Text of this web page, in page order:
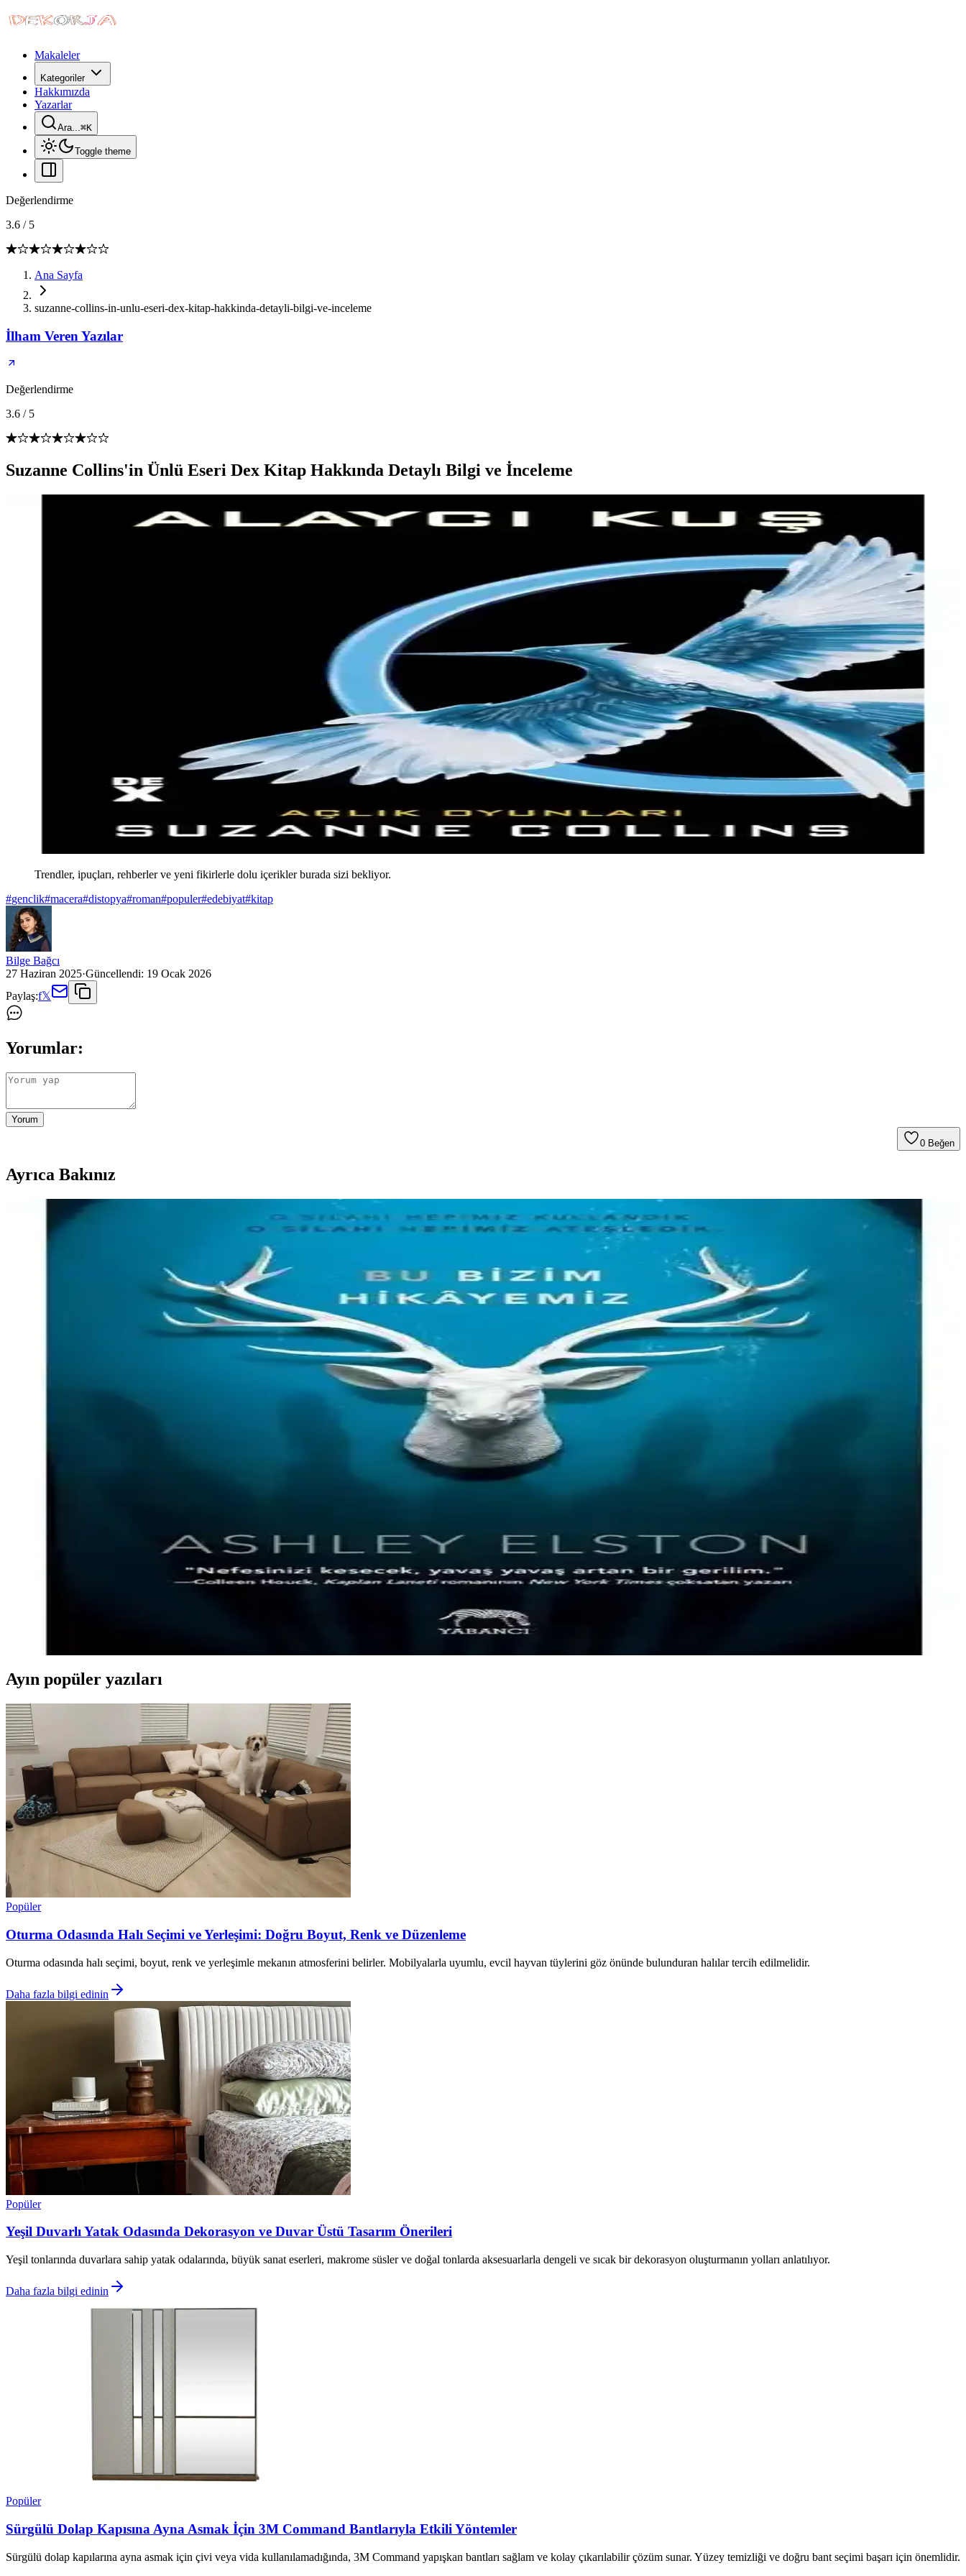
Makaleler
Kategoriler
Hakkımızda
Yazarlar
Ara...⌘K
Toggle theme
Değerlendirme
3.6 / 5
Ana Sayfa
suzanne-collins-in-unlu-eseri-dex-kitap-hakkinda-detayli-bilgi-ve-inceleme
İlham Veren Yazılar
Değerlendirme
3.6 / 5
Suzanne Collins'in Ünlü Eseri Dex Kitap Hakkında Detaylı Bilgi ve İnceleme
Trendler, ipuçları, rehberler ve yeni fikirlerle dolu içerikler burada sizi bekliyor.
#genclik#macera#distopya#roman#populer#edebiyat#kitap
Bilge Bağcı
27 Haziran 2025·Güncellendi: 19 Ocak 2026
Paylaş:f𝕏
Yorumlar:
Yorum
0 Beğen
Ayrıca Bakınız
Moonlife Çalışma Masaları Karşılaştırması: Beyaz ve Ceviz Modellerinin Özellikleri
Bu makalede, Moonlife Diamond ve Duru modellerinin tasarım, kullanım ve özellikleri detaylı incelenerek, ihtiyaçlara uygun seçim yapmanıza yardımcı olunuyor.
2025'te Gençlik Edebiyatında Devrim: Canı Sıkılan Zürafa Mektup Yazıyor
2025'in gençlik edebiyatında öne çıkan bu kitapla dostluk ve yaratıcılığı keşfedin. Hemen okuyun ve hayal gücünüzü geliştirin!
Kahramanlık Akademim 5. Cilt: Gençler ve Manga Severler İçin Özgün Bir Hikaye
Kahramanlık Akademim 5. Cilt, gençler ve manga tutkunları için kahramanlık temalarını derinlemesine anlatan 192 sayfalık heyecan verici bir eser.
Kahramanlık Akademim 4. Cilt: Macera ve Cesaret Temalı Gençlik Hikayeleri
Kahramanlık Akademim 4. Cilt, gençler ve manga tutkunları için macera ve cesaret temalarını işleyen, 192 sayfalık Türkçe bir eser olup, karakter gelişimi ve ilham verici mesajlar içerir.
Suzanne Collins'in Açlık Oyunları 2 Ateşi Yakalamak Romanı Türkiye Yayınevi ve Temaları
Suzanne Collins'in Açlık Oyunları serisinin ikinci kitabı, gençler ve bilim kurgu severler için sürükleyici bir hikaye ve güçlü temalar sunuyor, yüksek puan ve kültürel önemiyle öne çıkıyor.
İndigo Kitap Beyza Alkoç Romanları Karşılaştırması: Kar Küresi ve No.26 Özellikleri
İndigo Kitap Beyza Alkoç'un Kar Küresi ve No.26 romanlarının özellikleri, kullanıcı yorumları ve karşılaştırmasıyla ilgili detaylar. Her iki kitap da gençlere hitap ediyor, farklı özellikler ve eleştiriler içeriyor.
Ashley Elston'un 'Bu Bizim Hikayemiz' Romanı: Gizemli ve Gerilim Dolu Gençlik Hikayesi
Ashley Elston'un 'Bu Bizim Hikayemiz' adlı romanı, gizem, adalet ve gençlik temalarını işleyen sürükleyici bir eser olup, sınırlı stokla Türkçe yayımlanmıştır.
Ayın popüler yazıları
Popüler
Oturma Odasında Halı Seçimi ve Yerleşimi: Doğru Boyut, Renk ve Düzenleme
Oturma odasında halı seçimi, boyut, renk ve yerleşimle mekanın atmosferini belirler. Mobilyalarla uyumlu, evcil hayvan tüylerini göz önünde bulunduran halılar tercih edilmelidir.
Daha fazla bilgi edinin
Popüler
Yeşil Duvarlı Yatak Odasında Dekorasyon ve Duvar Üstü Tasarım Önerileri
Yeşil tonlarında duvarlara sahip yatak odalarında, büyük sanat eserleri, makrome süsler ve doğal tonlarda aksesuarlarla dengeli ve sıcak bir dekorasyon oluşturmanın yolları anlatılıyor.
Daha fazla bilgi edinin
Popüler
Sürgülü Dolap Kapısına Ayna Asmak İçin 3M Command Bantlarıyla Etkili Yöntemler
Sürgülü dolap kapılarına ayna asmak için çivi veya vida kullanılamadığında, 3M Command yapışkan bantları sağlam ve kolay çıkarılabilir çözüm sunar. Yüzey temizliği ve doğru bant seçimi başarı için önemlidir.